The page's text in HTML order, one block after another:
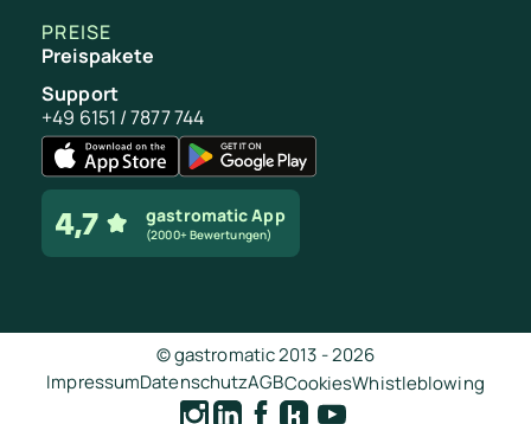
PREISE
Preispakete
Support
+49 6151 / 7877 744
gastromatic App
(2000+ Bewertungen)
© gastromatic 2013 -2026
ImpressumDatenschutzAGBCookiesWhistleblowing